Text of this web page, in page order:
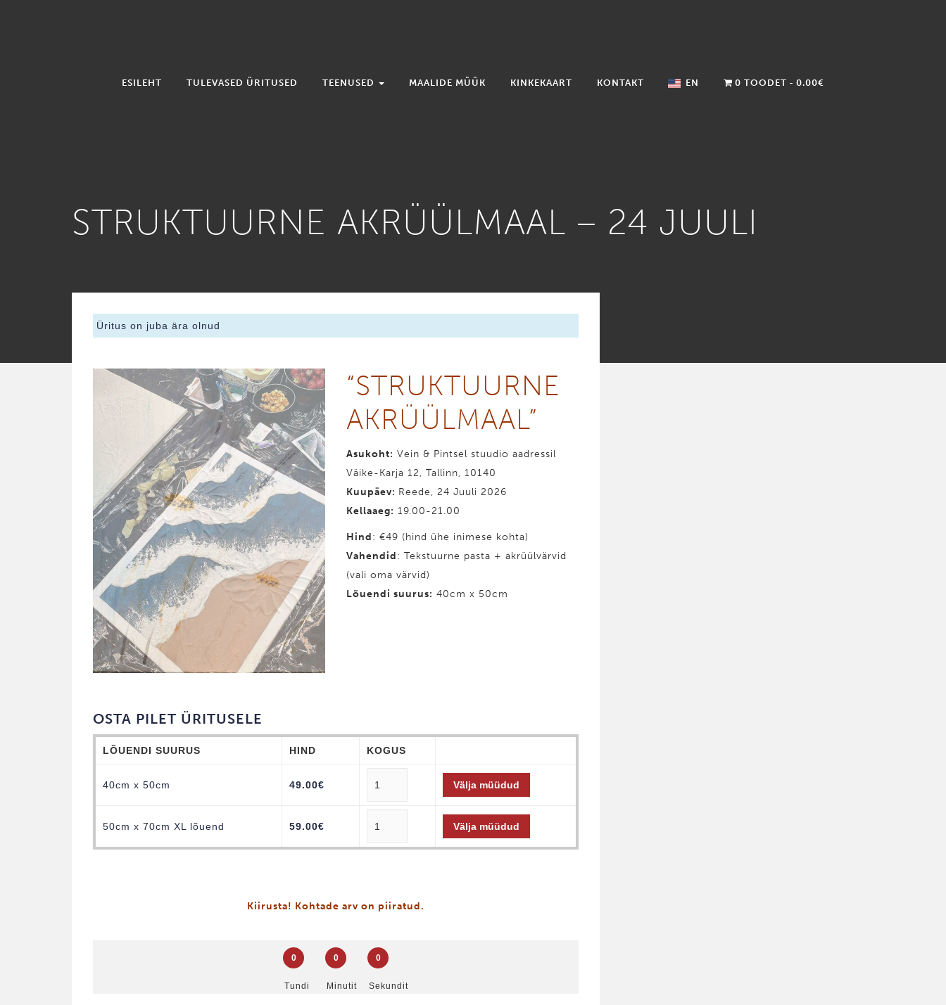
ESILEHT TULEVASED ÜRITUSED TEENUSED MAALIDE MÜÜK KINKEKAART KONTAKT EN 0 TOODET 0.00€
STRUKTUURNE AKRÜÜLMAAL – 24 JUULI
Üritus on juba ära olnud
“STRUK­TUURNE
AKRÜÜL­­MAAL”
Asukoht: Vein & Pintsel stuudio aadressil
Väike-Karja 12, Tallinn, 10140
Kuupäev: Reede, 24 Juuli 2026
Kellaaeg: 19.00-21.00
Hind: €49 (hind ühe inimese kohta)
Vahendid: Tekstuurne pasta + akrüülvärvid
(vali oma värvid)
Lõuendi suurus: 40cm x 50cm
OSTA PILET ÜRITUSELE
LÕUENDI SUURUS HIND KOGUS
40cm x 50cm 49.00€ Välja müüdud
50cm x 70cm XL lõuend 59.00€ Välja müüdud
Kiirusta! Kohtade arv on piiratud.
0
Tundi
0
Minutit
0
Sekundit